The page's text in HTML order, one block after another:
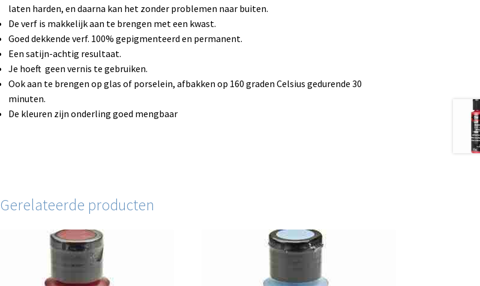
laten harden, en daarna kan het zonder problemen naar buiten.
De verf is makkelijk aan te brengen met een kwast.
Goed dekkende verf. 100% gepigmenteerd en permanent.
Een satijn-achtig resultaat.
Je hoeft geen vernis te gebruiken.
Ook aan te brengen op glas of porselein, afbakken op 160 graden Celsius gedurende 30
minuten.
De kleuren zijn onderling goed mengbaar
Gerelateerde producten